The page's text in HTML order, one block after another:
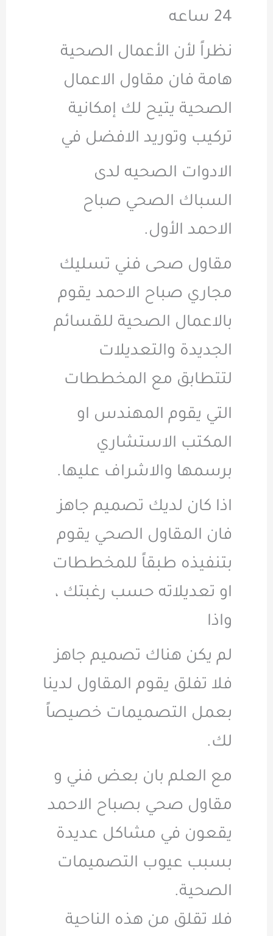
24 ساعه
نظراً لأن الأعمال الصحية
هامة فان مقاول الاعمال
الصحية يتيح لك إمكانية
تركيب وتوريد الافضل في
الادوات الصحيه لدى
السباك الصحي صباح
الاحمد الأول.
مقاول صحى فني تسليك
مجاري صباح الاحمد يقوم
بالاعمال الصحية للقسائم
الجديدة والتعديلات
لتتطابق مع المخططات
التي يقوم المهندس او
المكتب الاستشاري
برسمها والاشراف عليها.
اذا كان لديك تصميم جاهز
فان المقاول الصحي يقوم
بتنفيذه طبقاً للمخططات
او تعديلاته حسب رغبتك ،
واذا
لم يكن هناك تصميم جاهز
فلا تفلق يقوم المقاول لدينا
بعمل التصميمات خصيصاً
لك.
مع العلم بان بعض فني و
مقاول صحي بصباح الاحمد
يقعون في مشاكل عديدة
بسبب عيوب التصميمات
الصحية.
فلا تقلق من هذه الناحية